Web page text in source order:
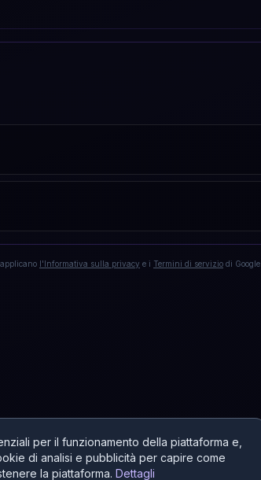
per il funzionamento della piattaforma e,
di analisi e pubblicità per capire come
la piattaforma. Dettagli
l'Informativa sulla privacy e i Termini di servizio di Google.